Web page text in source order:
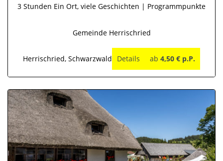
3 Stunden Ein Ort, viele Geschichten | Programmpunkte
Gemeinde Herrischried
Herrischried, Schwarzwald Details ab 4,50 € p.P.